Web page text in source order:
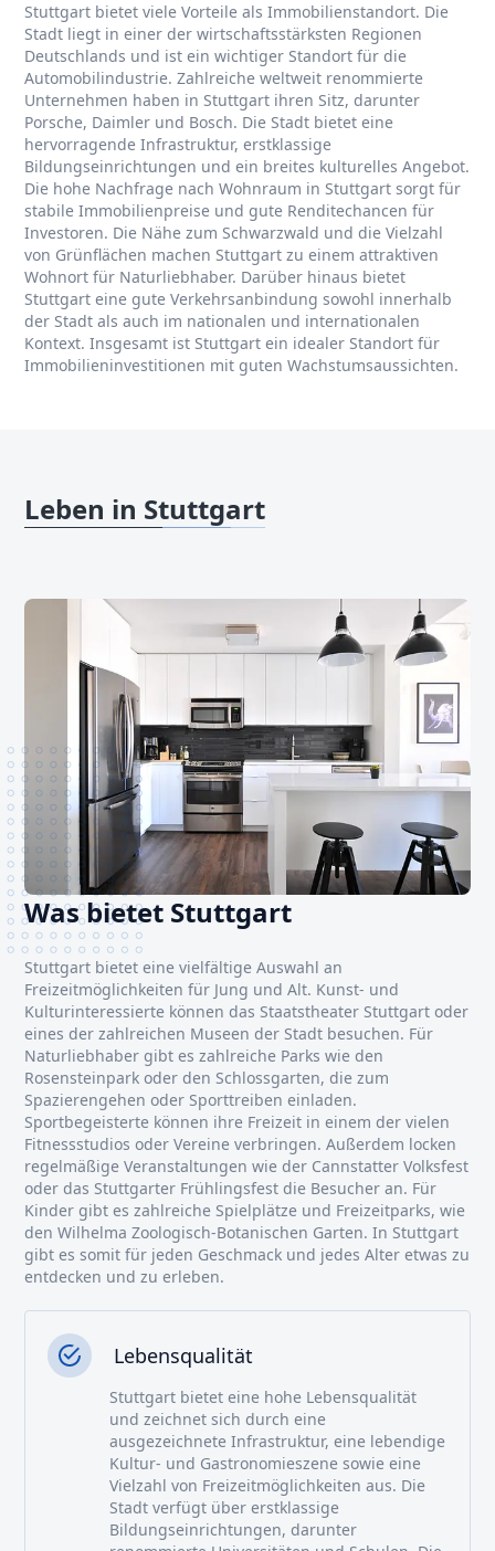
Stuttgart bietet viele Vorteile als Immobilienstandort. Die
Stadt liegt in einer der wirtschaftsstärksten Regionen
Deutschlands und ist ein wichtiger Standort für die
Automobilindustrie. Zahlreiche weltweit renommierte
Unternehmen haben in Stuttgart ihren Sitz, darunter
Porsche, Daimler und Bosch. Die Stadt bietet eine
hervorragende Infrastruktur, erstklassige
Bildungseinrichtungen und ein breites kulturelles Angebot.
Die hohe Nachfrage nach Wohnraum in Stuttgart sorgt für
stabile Immobilienpreise und gute Renditechancen für
Investoren. Die Nähe zum Schwarzwald und die Vielzahl
von Grünflächen machen Stuttgart zu einem attraktiven
Wohnort für Naturliebhaber. Darüber hinaus bietet
Stuttgart eine gute Verkehrsanbindung sowohl innerhalb
der Stadt als auch im nationalen und internationalen
Kontext. Insgesamt ist Stuttgart ein idealer Standort für
Immobilieninvestitionen mit guten Wachstumsaussichten.
Leben in Stuttgart
Was bietet Stuttgart
Stuttgart bietet eine vielfältige Auswahl an
Freizeitmöglichkeiten für Jung und Alt. Kunst- und
Kulturinteressierte können das Staatstheater Stuttgart oder
eines der zahlreichen Museen der Stadt besuchen. Für
Naturliebhaber gibt es zahlreiche Parks wie den
Rosensteinpark oder den Schlossgarten, die zum
Spazierengehen oder Sporttreiben einladen.
Sportbegeisterte können ihre Freizeit in einem der vielen
Fitnessstudios oder Vereine verbringen. Außerdem locken
regelmäßige Veranstaltungen wie der Cannstatter Volksfest
oder das Stuttgarter Frühlingsfest die Besucher an. Für
Kinder gibt es zahlreiche Spielplätze und Freizeitparks, wie
den Wilhelma Zoologisch-Botanischen Garten. In Stuttgart
gibt es somit für jeden Geschmack und jedes Alter etwas zu
entdecken und zu erleben.
Lebensqualität
Stuttgart bietet eine hohe Lebensqualität
und zeichnet sich durch eine
ausgezeichnete Infrastruktur, eine lebendige
Kultur- und Gastronomieszene sowie eine
Vielzahl von Freizeitmöglichkeiten aus. Die
Stadt verfügt über erstklassige
Bildungseinrichtungen, darunter